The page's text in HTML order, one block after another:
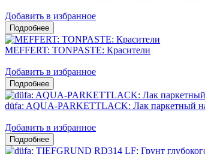
Добавить в избранное
MEFFERT: TONPASTE: Красители
Добавить в избранное
düfa: AQUA-PARKETTLACK: Лак паркетный
Добавить в избранное